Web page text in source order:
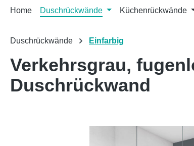
Home Duschrückwände Küchenrückwände
Duschrückwände Einfarbig
Verkehrsgrau,
Duschrückwand